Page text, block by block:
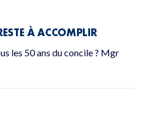
À ACCOMPLIR
les 50 ans du concile ? Mgr